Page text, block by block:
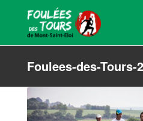
Foulees-des-Tours-